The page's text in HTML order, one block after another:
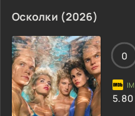
Осколки (2026)
0
5.80